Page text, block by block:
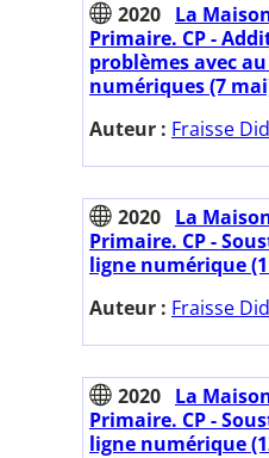
2020 La
Primaire. CP -
problèmes avec
numériques (7
Auteur : Fraisse
2020 La
Primaire. CP -
ligne numérique
Auteur : Fraisse
2020 La
Primaire. CP -
ligne numérique